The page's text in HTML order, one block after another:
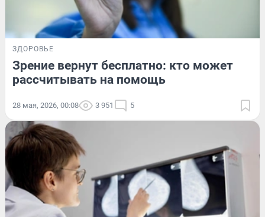
ЗДОРОВЬЕ
Зрение вернут бесплатно: кто может
рассчитывать на помощь
28 мая, 2026, 00:08 3 951 5